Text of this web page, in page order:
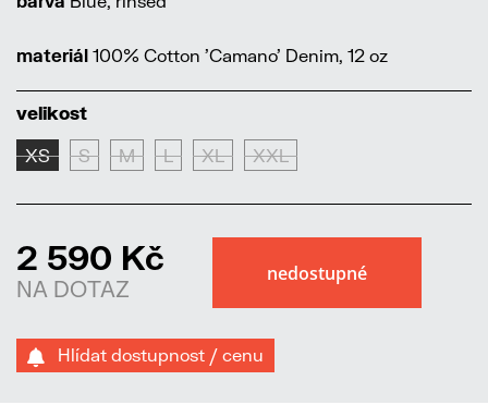
materiál 100% Cotton 'Camano' Denim, 12 oz
velikost
XS S M L XL XXL
2 590 Kč
NA DOTAZ
Hlídat dostupnost / cenu